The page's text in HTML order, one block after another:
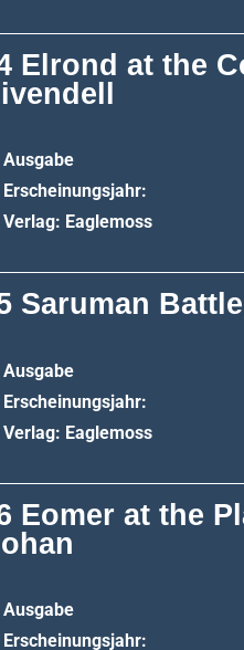
Elrond at the
Ausgabe
Erscheinungsjahr:
Verlag: Eaglemoss
Saruman
Ausgabe
Erscheinungsjahr:
Verlag: Eaglemoss
Eomer at the
Ausgabe
Erscheinungsjahr: